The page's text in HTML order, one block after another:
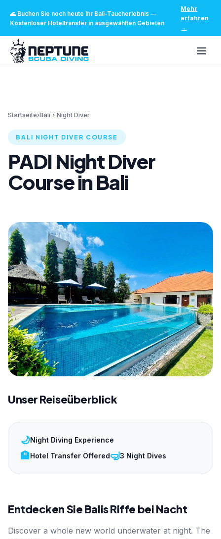
🌊 Buchen Sie noch heute Ihr Bali-Taucherlebnis —
Kostenloser Hoteltransfer in ausgewählten Gebieten
Mehr
erfahren
→
Startseite›Bali › Night Diver
BALI NIGHT DIVER COURSE
PADI Night Diver
Course in Bali
Unser Reiseüberblick
🌙Night Diving Experience
🏨Hotel Transfer Offered🤿3 Night Dives
Entdecken Sie Balis Riffe bei Nacht
Discover a whole new world underwater at night. The